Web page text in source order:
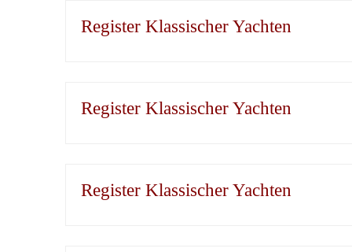
Register Klassischer Yachten
Register Klassischer Yachten
Register Klassischer Yachten